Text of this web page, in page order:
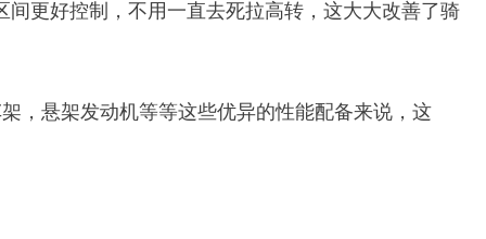
间更好控制，不用一直去死拉高转，这大大改善了骑
，悬架发动机等等这些优异的性能配备来说，这